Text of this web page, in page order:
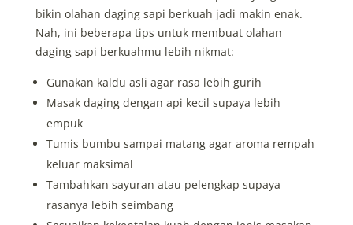
bikin olahan daging sapi berkuah jadi makin enak.
Nah, ini beberapa tips untuk membuat olahan
daging sapi berkuahmu lebih nikmat:
Gunakan kaldu asli agar rasa lebih gurih
Masak daging dengan api kecil supaya lebih
empuk
Tumis bumbu sampai matang agar aroma rempah
keluar maksimal
Tambahkan sayuran atau pelengkap supaya
rasanya lebih seimbang